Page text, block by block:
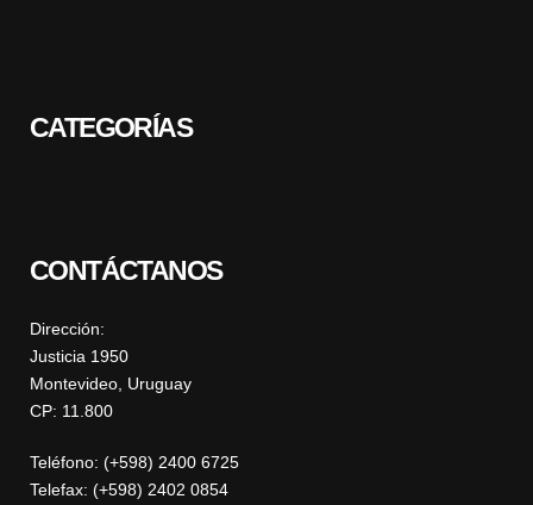
CATEGORÍAS
CONTÁCTANOS
Dirección:
Justicia 1950
Montevideo, Uruguay
CP: 11.800
Teléfono: (+598) 2400 6725
Telefax: (+598) 2402 0854